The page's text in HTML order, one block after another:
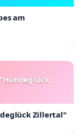
am
Zillertal"